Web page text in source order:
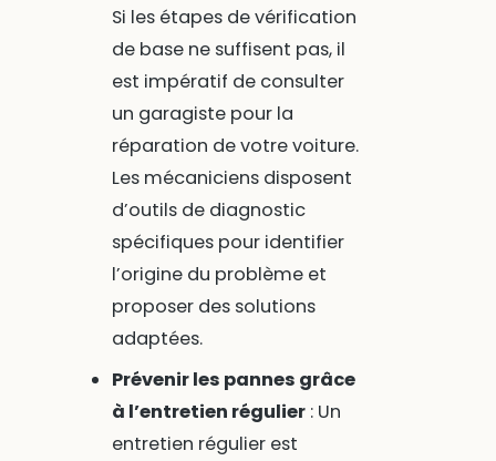
Si les étapes de vérification
de base ne suffisent pas, il
est impératif de consulter
un garagiste pour la
réparation de votre voiture.
Les mécaniciens disposent
d’outils de diagnostic
spécifiques pour identifier
l’origine du problème et
proposer des solutions
adaptées.
Prévenir les pannes grâce
à l’entretien régulier: Un
entretien régulier est